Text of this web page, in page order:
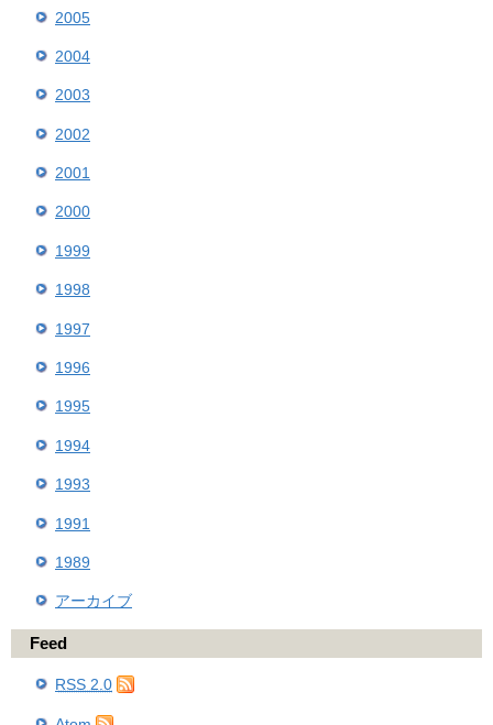
2005
2004
2003
2002
2001
2000
1999
1998
1997
1996
1995
1994
1993
1991
1989
アーカイブ
Feed
RSS 2.0